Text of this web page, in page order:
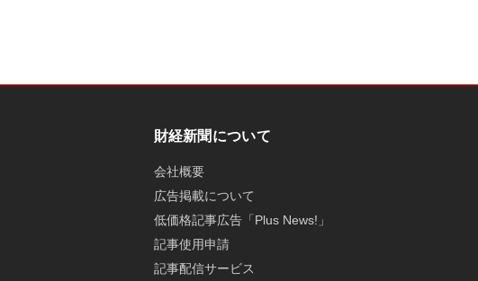
財経新聞について
会社概要
広告掲載について
低価格記事広告「Plus News!」
記事使用申請
記事配信サービス